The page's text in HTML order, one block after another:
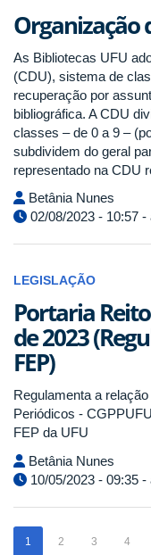
Organização
As Bibliotecas UFU
(CDU), sistema de
recuperação por
bibliográfica. A CDU
classes – de 0 a 9 –
subdividem do geral
representado na CDU
Betânia Nunes
02/08/2023 - 10:57
LEGISLAÇÃO
Portaria
de 2023
FEP)
Regulamenta a
Periódicos -
FEP da UFU
Betânia Nunes
10/05/2023 - 09:35
1 2 3 4